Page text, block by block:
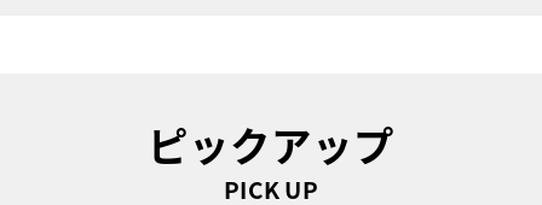
ピックアップ
PICK UP